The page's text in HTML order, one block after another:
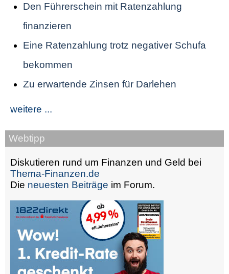
Den Führerschein mit Ratenzahlung
finanzieren
Eine Ratenzahlung trotz negativer Schufa
bekommen
Zu erwartende Zinsen für Darlehen
weitere ...
Webtipp
Diskutieren rund um Finanzen und Geld bei
Thema-Finanzen.de
Die neuesten Beiträge im Forum.